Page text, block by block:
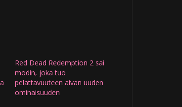
Red Dead Redemption 2 sai
modin, joka tuo
pelattavuuteen aivan uuden
ominaisuuden